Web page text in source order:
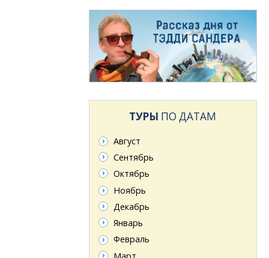
ТУРЫ ПО ДАТАМ
Август
Сентябрь
Октябрь
Ноябрь
Декабрь
Январь
Февраль